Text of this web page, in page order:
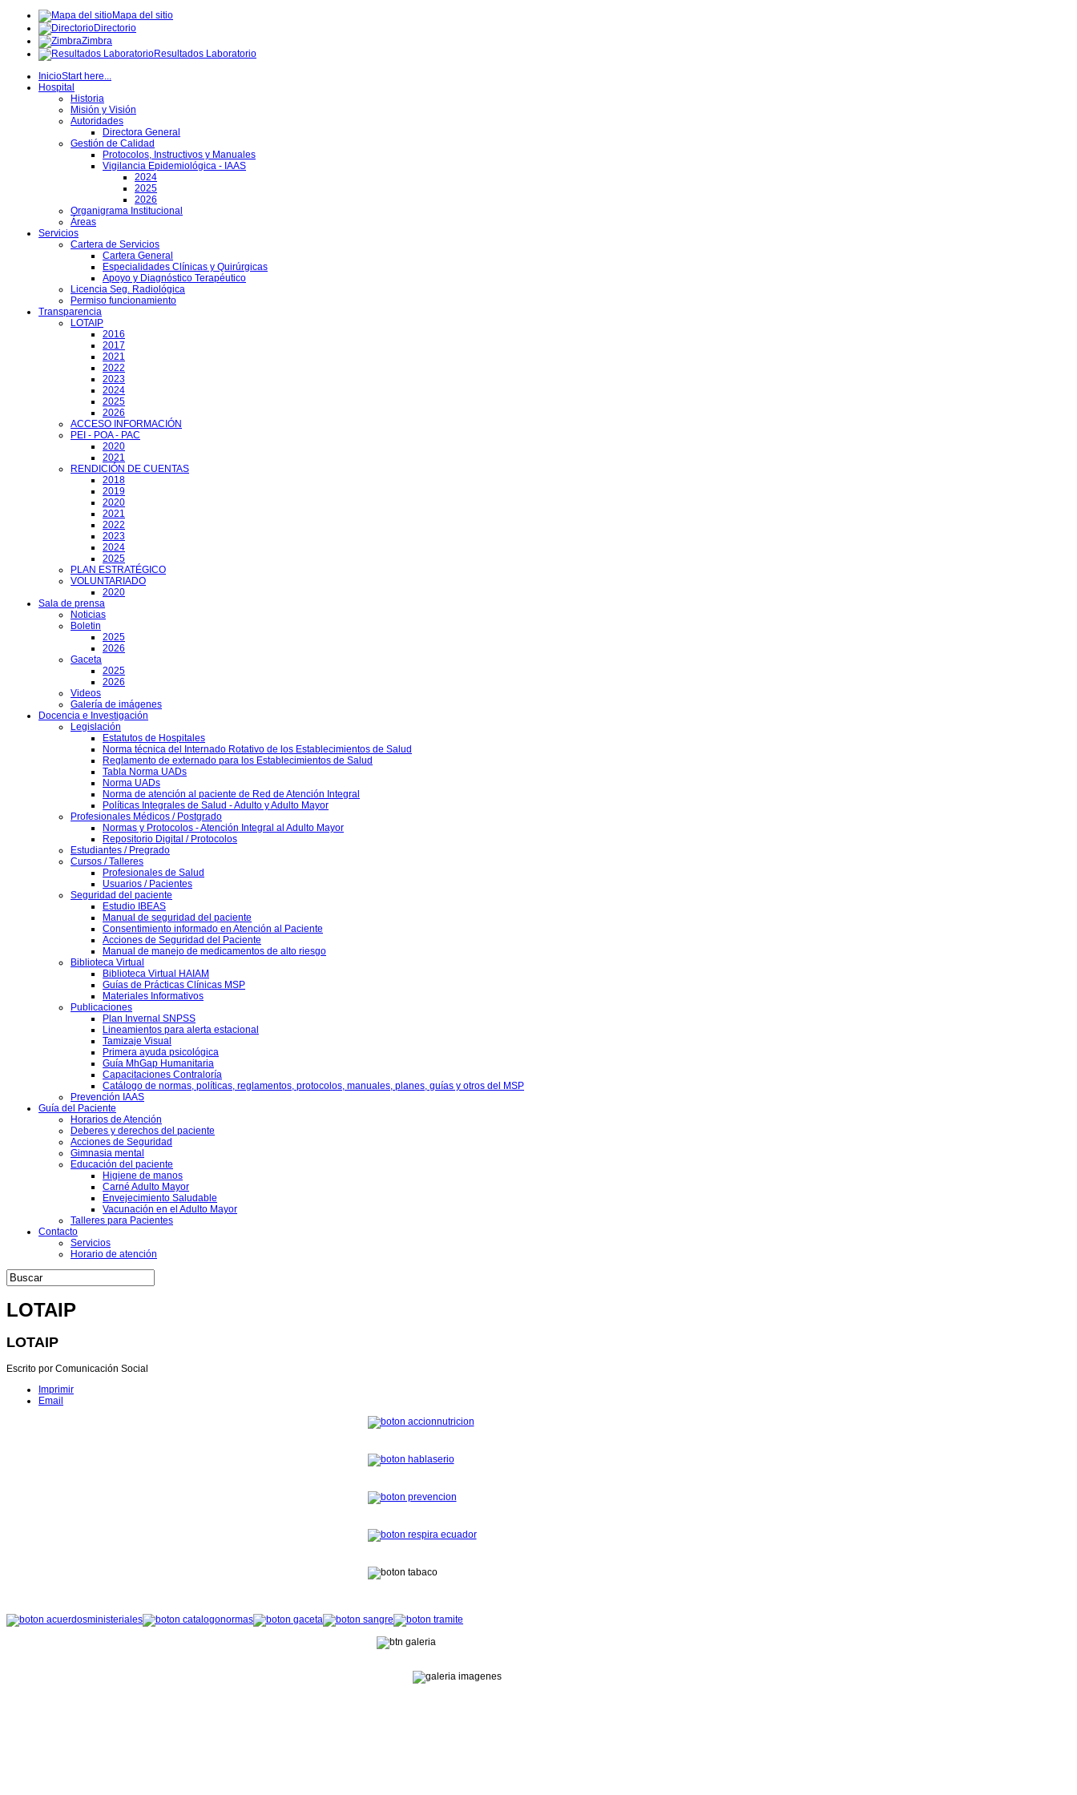
Mapa del sitio
Directorio
Zimbra
Resultados Laboratorio
InicioStart here...
Hospital
Historia
Misión y Visión
Autoridades
Directora General
Gestión de Calidad
Protocolos, Instructivos y Manuales
Vigilancia Epidemiológica - IAAS
2024
2025
2026
Organigrama Institucional
Áreas
Servicios
Cartera de Servicios
Cartera General
Especialidades Clínicas y Quirúrgicas
Apoyo y Diagnóstico Terapéutico
Licencia Seg. Radiológica
Permiso funcionamiento
Transparencia
LOTAIP
2016
2017
2021
2022
2023
2024
2025
2026
ACCESO INFORMACIÓN
PEI - POA - PAC
2020
2021
RENDICIÓN DE CUENTAS
2018
2019
2020
2021
2022
2023
2024
2025
PLAN ESTRATÉGICO
VOLUNTARIADO
2020
Sala de prensa
Noticias
Boletin
2025
2026
Gaceta
2025
2026
Videos
Galería de imágenes
Docencia e Investigación
Legislación
Estatutos de Hospitales
Norma técnica del Internado Rotativo de los Establecimientos de Salud
Reglamento de externado para los Establecimientos de Salud
Tabla Norma UADs
Norma UADs
Norma de atención al paciente de Red de Atención Integral
Políticas Integrales de Salud - Adulto y Adulto Mayor
Profesionales Médicos / Postgrado
Normas y Protocolos - Atención Integral al Adulto Mayor
Repositorio Digital / Protocolos
Estudiantes / Pregrado
Cursos / Talleres
Profesionales de Salud
Usuarios / Pacientes
Seguridad del paciente
Estudio IBEAS
Manual de seguridad del paciente
Consentimiento informado en Atención al Paciente
Acciones de Seguridad del Paciente
Manual de manejo de medicamentos de alto riesgo
Biblioteca Virtual
Biblioteca Virtual HAIAM
Guías de Prácticas Clínicas MSP
Materiales Informativos
Publicaciones
Plan Invernal SNPSS
Lineamientos para alerta estacional
Tamizaje Visual
Primera ayuda psicológica
Guía MhGap Humanitaria
Capacitaciones Contraloría
Catálogo de normas, políticas, reglamentos, protocolos, manuales, planes, guías y otros del MSP
Prevención IAAS
Guía del Paciente
Horarios de Atención
Deberes y derechos del paciente
Acciones de Seguridad
Gimnasia mental
Educación del paciente
Higiene de manos
Carné Adulto Mayor
Envejecimiento Saludable
Vacunación en el Adulto Mayor
Talleres para Pacientes
Contacto
Servicios
Horario de atención
LOTAIP
LOTAIP
Escrito por Comunicación Social
Imprimir
Email